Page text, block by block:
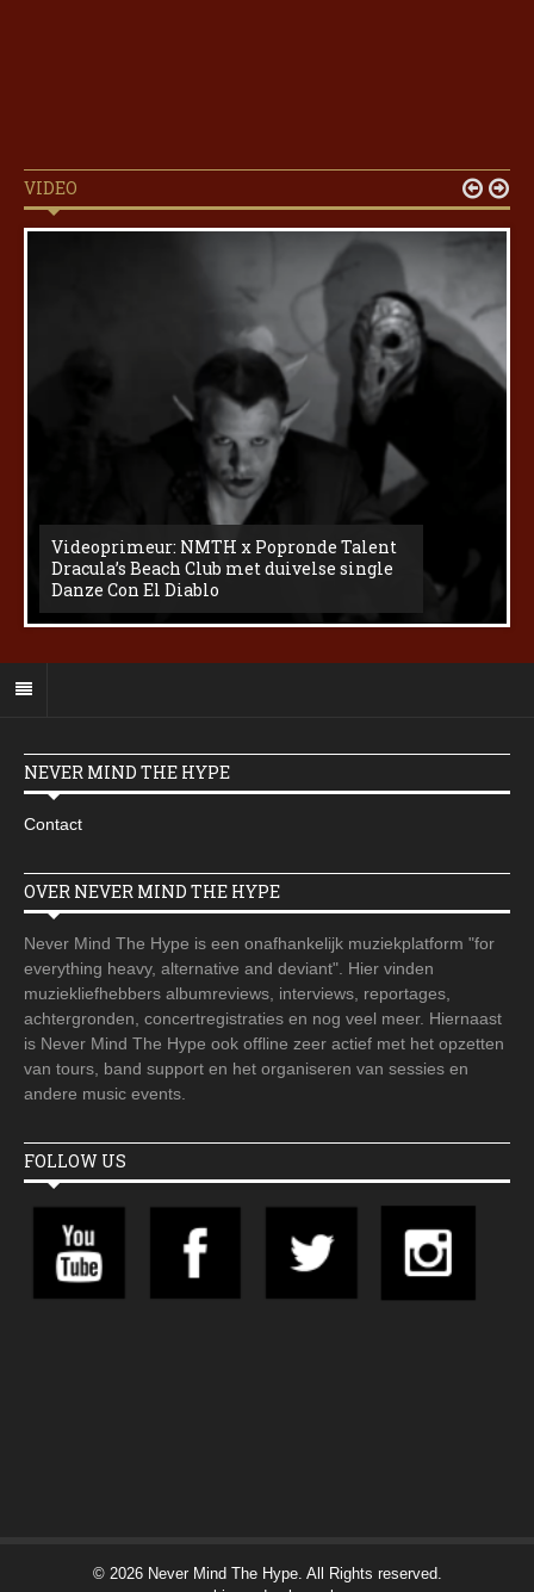
VIDEO
Videoprimeur: NMTH x Popronde Talent
Dracula’s Beach Club met duivelse single
Danze Con El Diablo
 
NEVER MIND THE HYPE
Contact
OVER NEVER MIND THE HYPE
Never Mind The Hype is een onafhankelijk muziekplatform "for
everything heavy, alternative and deviant". Hier vinden
muziekliefhebbers albumreviews, interviews, reportages,
achtergronden, concertregistraties en nog veel meer. Hiernaast
is Never Mind The Hype ook offline zeer actief met het opzetten
van tours, band support en het organiseren van sessies en
andere music events.
FOLLOW US
© 2026 Never Mind The Hype. All Rights reserved.